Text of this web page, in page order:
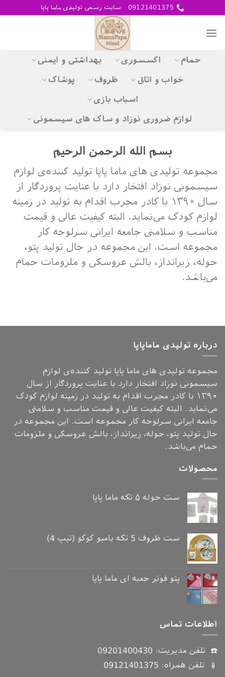
content
09121401375 سایت رسمی تولیدی ماما پاپا
حمام اکسسوری بهداشتی و ایمنی
خواب و اتاق ظروف پوشاک
اسباب بازی
لوازم ضروری نوزاد و ساک های سیسمونی
بسم الله الرحمن الرحیم
مجموعه تولیدی های ماما پاپا تولید کننده‌ی لوازم
سیسمونی نوزاد افتخار دارد با عنایت پروردگار از
سال ۱۳۹۰ با کادر مجرب اقدام به تولید در زمینه
لوازم کودک می‌نماید. البته کیفیت عالی و قیمت
مناسب و سلامتی جامعه ایرانی سرلوحه کار
مجموعه است. این مجموعه در حال تولید پتو،
حوله، زیرانداز، بالش عروسکی و ملزومات حمام
می‌باشد.
درباره تولیدی ماماپاپا
مجموعه تولیدی های ماما پاپا تولید کننده‌ی لوازم
سیسمونی نوزاد افتخار دارد با عنایت پروردگار از سال
۱۳۹۰ با کادر مجرب اقدام به تولید در زمینه لوازم کودک
می‌نماید. البته کیفیت عالی و قیمت مناسب و سلامتی
جامعه ایرانی سرلوحه کار مجموعه است. این مجموعه در
حال تولید پتو، حوله، زیرانداز، بالش عروسکی و ملزومات
حمام می‌باشد.
محصولات
ست حوله ۵ تکه ماما پاپا
ست ظروف 5 تکه بامبو کوکو (تیپ 4)
پتو فوتر جعبه ای ماما پاپا
اطلاعات تماس
☎️ تلفن مدیریت: 09201400430
📱 تلفن همراه: 09121401375